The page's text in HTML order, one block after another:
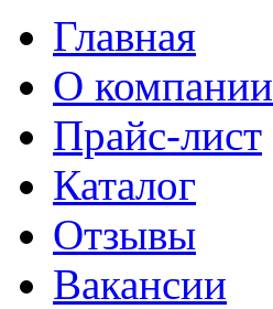
Главная
О компании
Прайс-лист
Каталог
Отзывы
Вакансии